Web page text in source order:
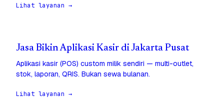
Lihat layanan →
Jasa Bikin Aplikasi Kasir di Jakarta Pusat
Aplikasi kasir (POS) custom milik sendiri — multi-outlet,
stok, laporan, QRIS. Bukan sewa bulanan.
Lihat layanan →